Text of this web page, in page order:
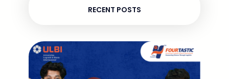
RECENT POSTS